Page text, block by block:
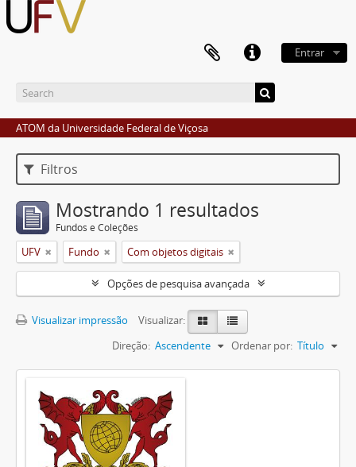
Entrar
ATOM da Universidade Federal de Viçosa
Filtros
Mostrando 1 resultados
Fundos e Coleções
UFV Fundo Com objetos digitais
Opções de pesquisa avançada
Visualizar impressão
Visualizar:
Ordenar por: Título
Direção: Ascendente